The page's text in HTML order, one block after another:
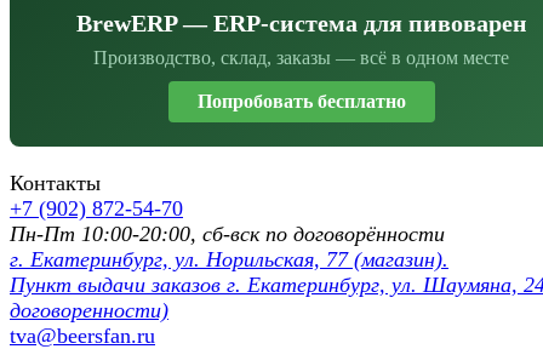
BrewERP — ERP-система для пивоварен
Производство, склад, заказы — всё в одном месте
Попробовать бесплатно
Контакты
+7 (902) 872-54-70
Пн-Пт 10:00-20:00, сб-вск по договорённости
г. Екатеринбург, ул. Норильская, 77 (магазин).
Пункт выдачи заказов г. Екатеринбург, ул. Шаумяна,
договоренности)
tva@beersfan.ru